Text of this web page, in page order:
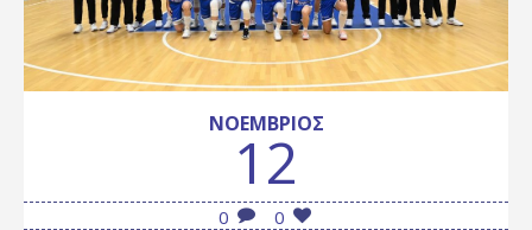
ΝΟΈΜΒΡΙΟΣ
12
0 0